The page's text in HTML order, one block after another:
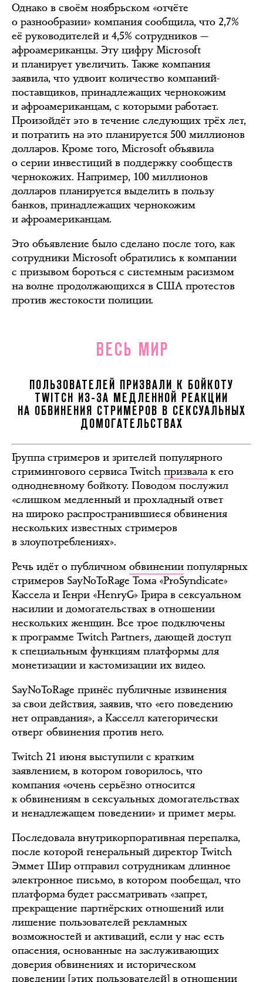
Однако в своём ноябрьском «отчёте
о разнообразии» компания сообщила, что 2,7%
её руководителей и 4,5% сотрудников —
афроамериканцы. Эту цифру Microsoft
и планирует увеличить. Также компания
заявила, что удвоит количество компаний-
поставщиков, принадлежащих чернокожим
и афроамериканцам, с которыми работает.
Произойдёт это в течение следующих трёх лет,
и потратить на это планируется 500 миллионов
долларов. Кроме того, Microsoft объявила
о серии инвестиций в поддержку сообществ
чернокожих. Например, 100 миллионов
долларов планируется выделить в пользу
банков, принадлежащих чернокожим
и афроамериканцам.
Это объявление было сделано после того, как
сотрудники Microsoft обратились к компании
с призывом бороться с системным расизмом
на волне продолжающихся в США протестов
против жестокости полиции.
ВЕСЬ МИР
ПОЛЬЗОВАТЕЛЕЙ ПРИЗВАЛИ К БОЙКОТУ
TWITCH ИЗ-ЗА МЕДЛЕННОЙ РЕАКЦИИ
НА ОБВИНЕНИЯ СТРИМЕРОВ В СЕКСУАЛЬНЫХ
ДОМОГАТЕЛЬСТВАХ
Группа стримеров и зрителей популярного
стримингового сервиса Twitch призвала к его
однодневному бойкоту. Поводом послужил
«слишком медленный и прохладный ответ
на широко распространившиеся обвинения
нескольких известных стримеров
в злоупотреблениях».
Речь идёт о публичном обвинении популярных
стримеров SayNoToRage Тома «ProSyndicate»
Кассела и Генри «HenryG» Грира в сексуальном
насилии и домогательствах в отношении
нескольких женщин. Все трое подключены
к программе Twitch Partners, дающей доступ
к специальным функциям платформы для
монетизации и кастомизации их видео.
SayNoToRage принёс публичные извинения
за свои действия, заявив, что «его поведению
нет оправдания», а Касселл категорически
отверг обвинения против него.
Twitch 21 июня выступили с кратким
заявлением, в котором говорилось, что
компания «очень серьёзно относится
к обвинениям в сексуальных домогательствах
и ненадлежащем поведении» и примет меры.
Последовала внутрикорпоративная перепалка,
после которой генеральный директор Twitch
Эммет Шир отправил сотрудникам длинное
электронное письмо, в котором пообещал, что
платформа будет рассматривать «запрет,
прекращение партнёрских отношений или
лишение пользователей рекламных
возможностей и активаций, если у нас есть
опасения, основанные на заслуживающих
доверия обвинениях и историческом
поведении [этих пользователей] в отношении